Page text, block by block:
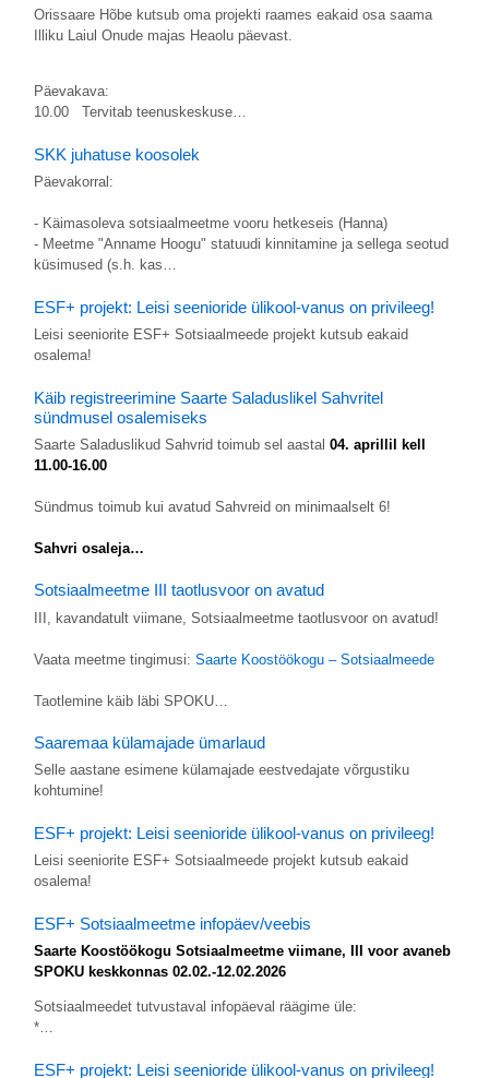
Orissaare Hõbe kutsub oma projekti raames eakaid osa saama
Illiku Laiul Onude majas Heaolu päevast.
Päevakava:
10.00 Tervitab teenuskeskuse…
SKK juhatuse koosolek
Päevakorral:
- Käimasoleva sotsiaalmeetme vooru hetkeseis (Hanna)
- Meetme "Anname Hoogu" statuudi kinnitamine ja sellega seotud
küsimused (s.h. kas…
ESF+ projekt: Leisi seenioride ülikool-vanus on privileeg!
Leisi seeniorite ESF+ Sotsiaalmeede projekt kutsub eakaid
osalema!
Käib registreerimine Saarte Saladuslikel Sahvritel
sündmusel osalemiseks
Saarte Saladuslikud Sahvrid toimub sel aastal 04. aprillil kell
11.00-16.00
Sündmus toimub kui avatud Sahvreid on minimaalselt 6!
Sahvri osaleja…
Sotsiaalmeetme III taotlusvoor on avatud
III, kavandatult viimane, Sotsiaalmeetme taotlusvoor on avatud!
Vaata meetme tingimusi: Saarte Koostöökogu – Sotsiaalmeede
Taotlemine käib läbi SPOKU…
Saaremaa külamajade ümarlaud
Selle aastane esimene külamajade eestvedajate võrgustiku
kohtumine!
ESF+ projekt: Leisi seenioride ülikool-vanus on privileeg!
Leisi seeniorite ESF+ Sotsiaalmeede projekt kutsub eakaid
osalema!
ESF+ Sotsiaalmeetme infopäev/veebis
Saarte Koostöökogu Sotsiaalmeetme viimane, III voor avaneb
SPOKU keskkonnas 02.02.-12.02.2026
Sotsiaalmeedet tutvustaval infopäeval räägime üle:
*…
ESF+ projekt: Leisi seenioride ülikool-vanus on privileeg!